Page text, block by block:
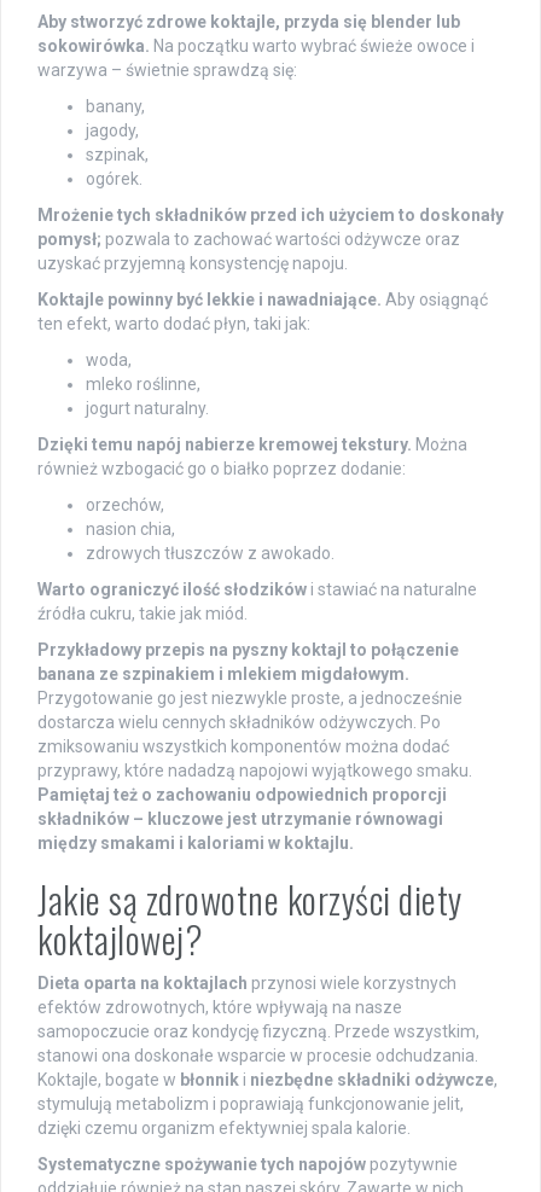
Aby stworzyć zdrowe koktajle, przyda się blender lub
sokowirówka. Na początku warto wybrać świeże owoce i
warzywa – świetnie sprawdzą się:
banany,
jagody,
szpinak,
ogórek.
Mrożenie tych składników przed ich użyciem to doskonały
pomysł; pozwala to zachować wartości odżywcze oraz
uzyskać przyjemną konsystencję napoju.
Koktajle powinny być lekkie i nawadniające. Aby osiągnąć
ten efekt, warto dodać płyn, taki jak:
woda,
mleko roślinne,
jogurt naturalny.
Dzięki temu napój nabierze kremowej tekstury. Można
również wzbogacić go o białko poprzez dodanie:
orzechów,
nasion chia,
zdrowych tłuszczów z awokado.
Warto ograniczyć ilość słodzików i stawiać na naturalne
źródła cukru, takie jak miód.
Przykładowy przepis na pyszny koktajl to połączenie
banana ze szpinakiem i mlekiem migdałowym.
Przygotowanie go jest niezwykle proste, a jednocześnie
dostarcza wielu cennych składników odżywczych. Po
zmiksowaniu wszystkich komponentów można dodać
przyprawy, które nadadzą napojowi wyjątkowego smaku.
Pamiętaj też o zachowaniu odpowiednich proporcji
składników – kluczowe jest utrzymanie równowagi
między smakami i kaloriami w koktajlu.
Jakie są zdrowotne korzyści diety
koktajlowej?
Dieta oparta na koktajlach przynosi wiele korzystnych
efektów zdrowotnych, które wpływają na nasze
samopoczucie oraz kondycję fizyczną. Przede wszystkim,
stanowi ona doskonałe wsparcie w procesie odchudzania.
Koktajle, bogate w błonnik i niezbędne składniki odżywcze,
stymulują metabolizm i poprawiają funkcjonowanie jelit,
dzięki czemu organizm efektywniej spala kalorie.
Systematyczne spożywanie tych napojów pozytywnie